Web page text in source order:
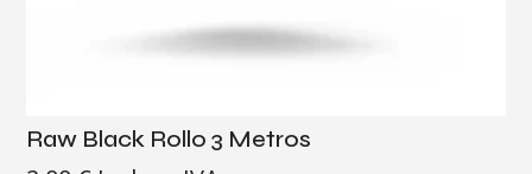
Raw Black Rollo 3 Metros